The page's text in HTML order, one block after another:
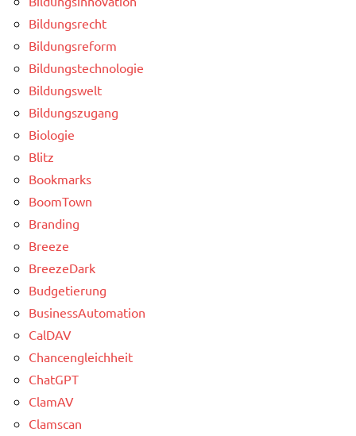
Bildungsrecht
Bildungsreform
Bildungstechnologie
Bildungswelt
Bildungszugang
Biologie
Blitz
Bookmarks
BoomTown
Branding
Breeze
BreezeDark
Budgetierung
BusinessAutomation
CalDAV
Chancengleichheit
ChatGPT
ClamAV
Clamscan